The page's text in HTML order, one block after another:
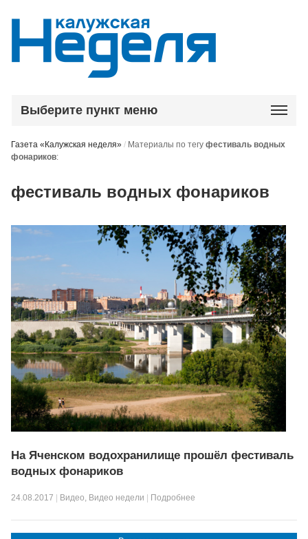
Выберите пункт меню
Газета «Калужская неделя» / Материалы по тегуфестиваль водных
фонариков:
фестиваль водных фонариков
На Яченском водохранилище прошёл фестиваль
водных фонариков
24.08.2017 Видео, Видео недели Подробнее